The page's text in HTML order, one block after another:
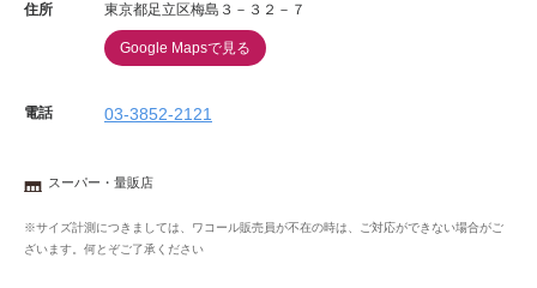
住所 東京都足立区梅島３－３２－７
Google Mapsで見る
電話 03-3852-2121
スーパー・量販店
※サイズ計測につきましては、ワコール販売員が不在の時は、ご対応ができない場合がご
ざいます。何とぞご了承ください